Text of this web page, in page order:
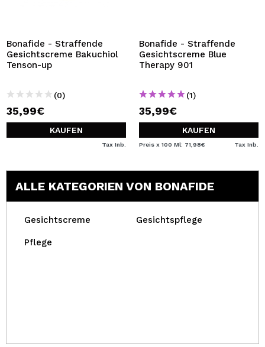
Bonafide - Straffende
Gesichtscreme Bakuchiol
Tenson-up
(0)
35,99€
KAUFEN
Tax Inb.
Bonafide - Straffende
Gesichtscreme Blue
Therapy 901
(1)
35,99€
KAUFEN
Preis x 100 Ml: 71,98€ Tax Inb.
ALLE KATEGORIEN VON BONAFIDE
Gesichtscreme Gesichtspflege
Pflege